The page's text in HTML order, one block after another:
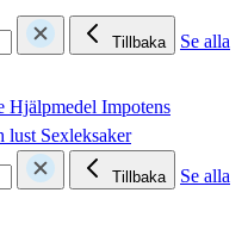
Tillbaka
Se alla
Hjälpmedel Impotens
lust Sexleksaker
Tillbaka
Se alla